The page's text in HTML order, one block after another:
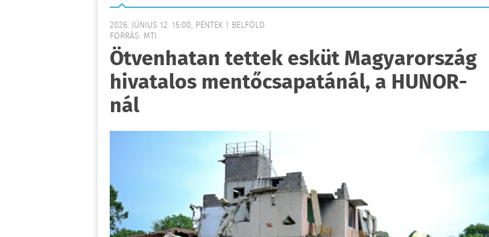
2026. JÚNIUS 12. 15:00, PÉNTEK | BELFÖLD
FORRÁS: MTI
Ötvenhatan tettek esküt Magyarország
hivatalos mentőcsapatánál, a HUNOR-
nál